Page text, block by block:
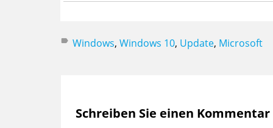
Windows, Windows 10, Update, Microsoft
Schreiben Sie einen Kommentar